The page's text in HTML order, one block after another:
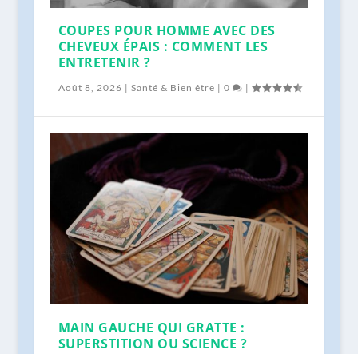
COUPES POUR HOMME AVEC DES
CHEVEUX ÉPAIS : COMMENT LES
ENTRETENIR ?
Août 8, 2026 | Santé & Bien être | 0 |
MAIN GAUCHE QUI GRATTE :
SUPERSTITION OU SCIENCE ?